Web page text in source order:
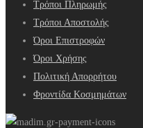
Τρόποι Πληρωμής
Τρόποι Αποστολής
Όροι Επιστροφών
Όροι Χρήσης
Πολιτική Απορρήτου
Φροντίδα Κοσμημάτων